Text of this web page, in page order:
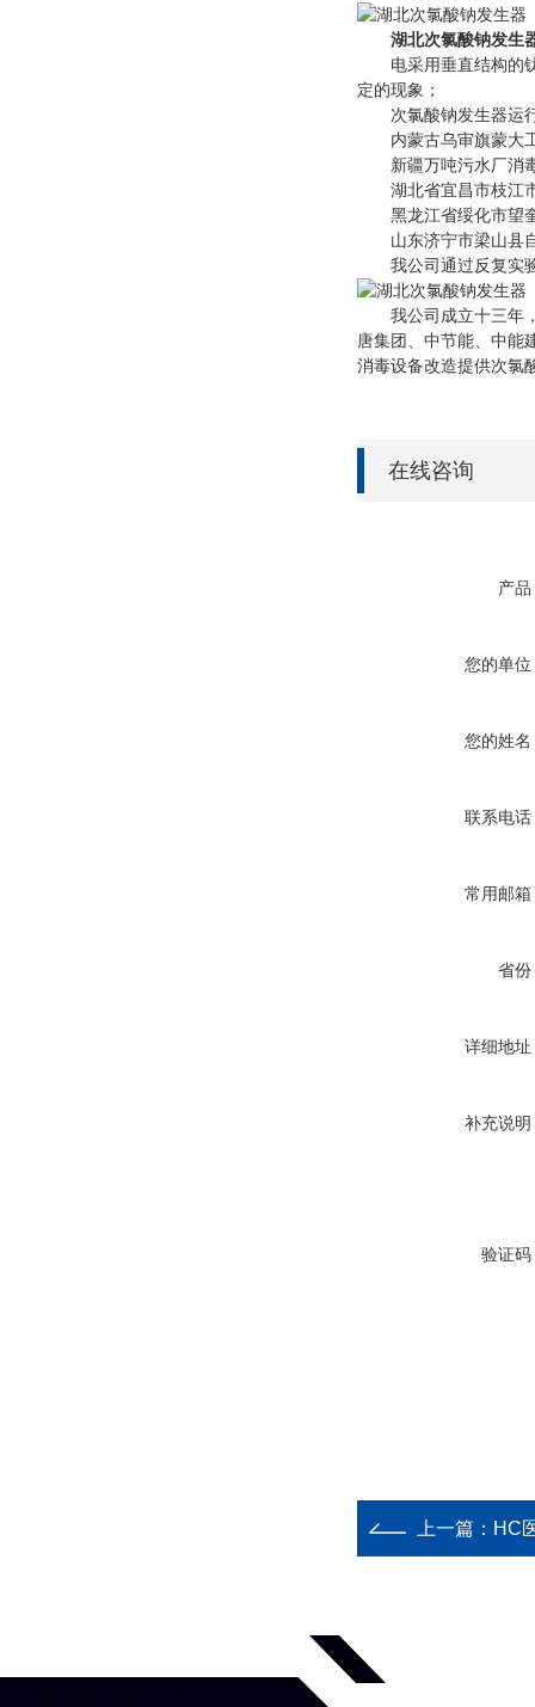
湖北次氯酸钠发生
电采用垂直结构的
定的现象；
次氯酸钠发生器运
内蒙古乌审旗蒙大工
新疆万吨污水厂消毒
湖北省宜昌市枝江市
黑龙江省绥化市望奎
山东济宁市梁山县自
我公司通过反复实验
我公司成立十三年，
唐集团、中节能、中能
消毒设备改造提供次氯
在线咨询
产品
您的单位
您的姓名
联系电话
常用邮箱
省份
详细地址
补充说明
验证码
上一篇： HC